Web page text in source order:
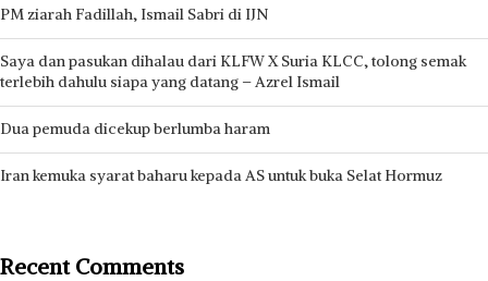
PM ziarah Fadillah, Ismail Sabri di IJN
Saya dan pasukan dihalau dari KLFW X Suria KLCC, tolong semak
terlebih dahulu siapa yang datang – Azrel Ismail
Dua pemuda dicekup berlumba haram
Iran kemuka syarat baharu kepada AS untuk buka Selat Hormuz
Recent Comments